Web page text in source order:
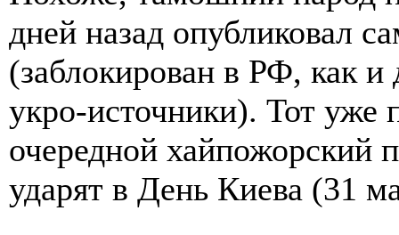
дней назад опубликовал
(заблокирован в РФ, как
укро-источники). Тот уже
очередной хайпожорский
ударят в День Киева (31